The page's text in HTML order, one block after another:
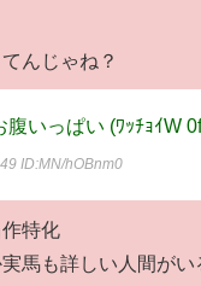
んじゃね？
いっぱい (ﾜｯﾁｮｲW
ID:MN/hOBnm0
特化
馬も詳しい人間がい